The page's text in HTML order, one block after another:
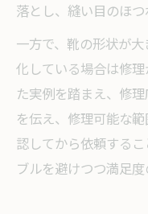
落とし、縫い目のほつ
一方で、靴の形状が
化している場合は修
た実例を踏まえ、修
を伝え、修理可能な
認してから依頼する
ブルを避けつつ満足度